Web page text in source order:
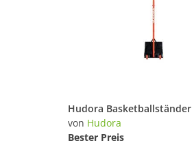
von Hudora
Bester Preis